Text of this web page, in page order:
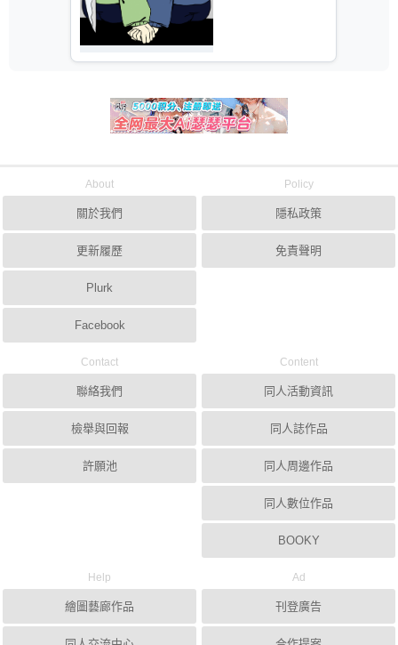
About
關於我們
更新履歷
Plurk
Facebook
Policy
隱私政策
免責聲明
Contact
聯絡我們
檢舉與回報
許願池
Content
同人活動資訊
同人誌作品
同人周邊作品
同人數位作品
BOOKY
Help
繪圖藝廊作品
Ad
刊登廣告